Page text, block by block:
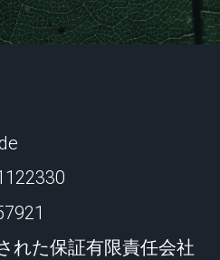
れた保証有限責任会社